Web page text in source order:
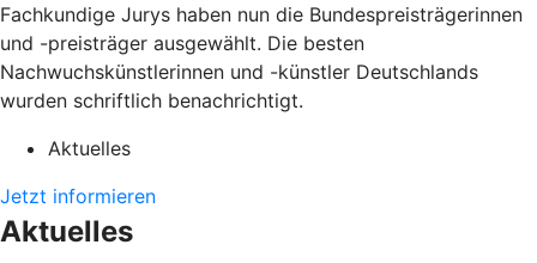
Fachkundige Jurys haben nun die Bundespreisträgerinnen
und -preisträger ausgewählt. Die besten
Nachwuchskünstlerinnen und -künstler Deutschlands
wurden schriftlich benachrichtigt.
Aktuelles
Jetzt informieren
Aktuelles